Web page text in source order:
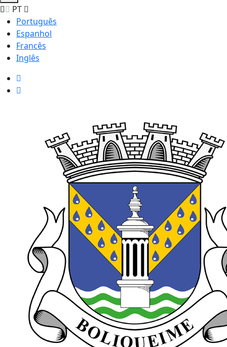
PT
Português
Espanhol
Francês
Inglês